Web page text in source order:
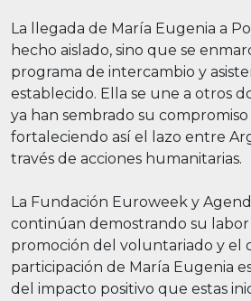
La llegada de María Eugenia a
hecho aislado, sino que se
programa de intercambio y
establecido. Ella se une a otros
ya han sembrado su compromiso
fortaleciendo así el lazo entre
través de acciones humanitarias.
La Fundación Euroweek y
continúan demostrando su
promoción del voluntariado y el
participación de María Eugenia
del impacto positivo que estas